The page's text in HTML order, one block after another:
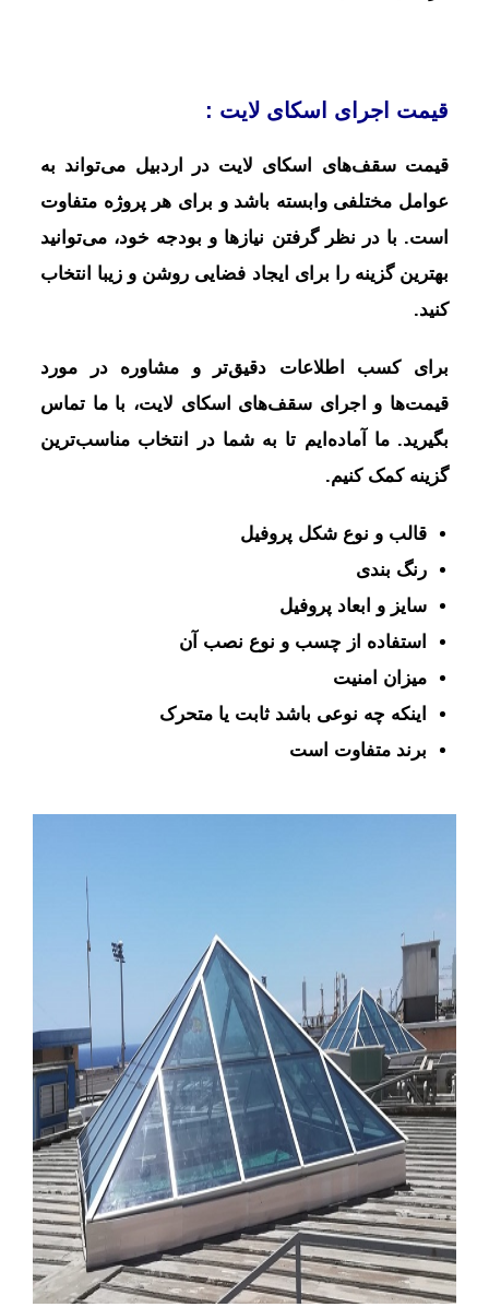
قیمت اجرای اسکای لایت :
قیمت سقف‌های اسکای لایت در اردبیل می‌تواند به
عوامل مختلفی وابسته باشد و برای هر پروژه متفاوت
است. با در نظر گرفتن نیازها و بودجه خود، می‌توانید
بهترین گزینه را برای ایجاد فضایی روشن و زیبا انتخاب
کنید.
برای کسب اطلاعات دقیق‌تر و مشاوره در مورد
قیمت‌ها و اجرای سقف‌های اسکای لایت، با ما تماس
بگیرید. ما آماده‌ایم تا به شما در انتخاب مناسب‌ترین
گزینه کمک کنیم.
قالب و نوع شکل پروفیل
رنگ بندی
سایز و ابعاد پروفیل
استفاده از چسب و نوع نصب آن
میزان امنیت
اینکه چه نوعی باشد ثابت یا متحرک
برند متفاوت است